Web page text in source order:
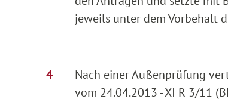
jeweils unter dem Vorbehalt
Nach einer Außenprüfung
vom 24.04.2013 - XI R 3/11